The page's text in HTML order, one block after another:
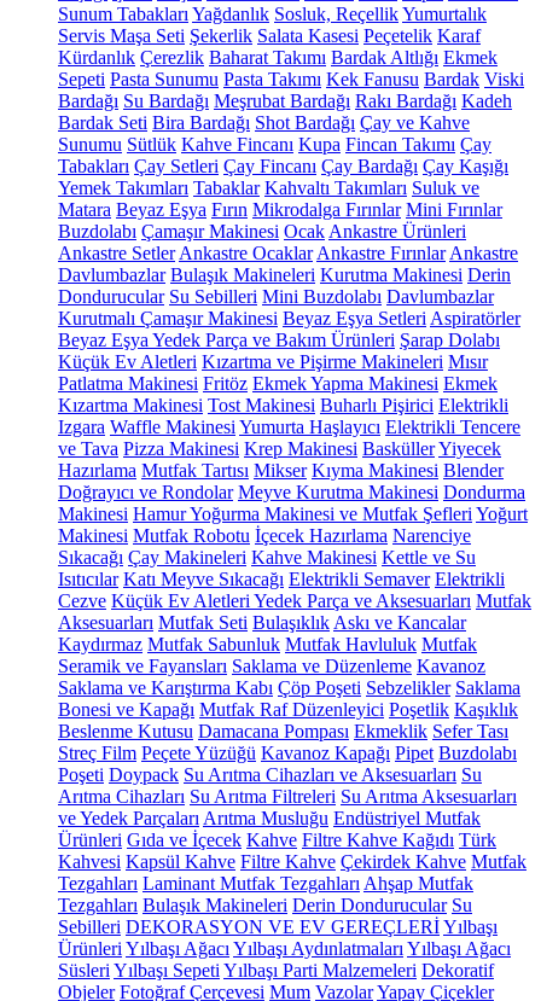
Sunum Tabakları Yağdanlık Sosluk, ReçellikYumurtalık
Servis Maşa Seti Şekerlik Salata Kasesi Peçetelik Karaf
Kürdanlık Çerezlik Baharat Takımı Bardak Altlığı Ekmek
Sepeti Pasta Sunumu Pasta Takımı Kek Fanusu Bardak Viski
Bardağı Su Bardağı Meşrubat Bardağı Rakı Bardağı Kadeh
Bardak Seti Bira Bardağı Shot Bardağı Çay ve Kahve
Sunumu Sütlük Kahve Fincanı Kupa Fincan Takımı Çay
Tabakları Çay Setleri Çay Fincanı Çay Bardağı Çay Kaşığı
Yemek Takımları Tabaklar Kahvaltı Takımları Suluk ve
Matara Beyaz Eşya Fırın Mikrodalga Fırınlar Mini Fırınlar
Buzdolabı Çamaşır Makinesi Ocak Ankastre Ürünleri
Ankastre Setler Ankastre Ocaklar Ankastre Fırınlar Ankastre
Davlumbazlar Bulaşık Makineleri Kurutma Makinesi Derin
Dondurucular Su Sebilleri Mini Buzdolabı Davlumbazlar
Kurutmalı Çamaşır Makinesi Beyaz Eşya Setleri Aspiratörler
Beyaz Eşya Yedek Parça ve Bakım Ürünleri Şarap Dolabı
Küçük Ev Aletleri Kızartma ve Pişirme Makineleri Mısır
Patlatma Makinesi Fritöz Ekmek Yapma Makinesi Ekmek
Kızartma Makinesi Tost Makinesi Buharlı Pişirici Elektrikli
Izgara Waffle Makinesi Yumurta Haşlayıcı Elektrikli Tencere
ve Tava Pizza Makinesi Krep Makinesi BasküllerYiyecek
Hazırlama Mutfak Tartısı Mikser Kıyma Makinesi Blender
Doğrayıcı ve Rondolar Meyve Kurutma Makinesi Dondurma
Makinesi Hamur Yoğurma Makinesi ve Mutfak Şefleri Yoğurt
Makinesi Mutfak Robotu İçecek Hazırlama Narenciye
Sıkacağı Çay Makineleri Kahve Makinesi Kettle ve Su
Isıtıcılar Katı Meyve Sıkacağı Elektrikli Semaver Elektrikli
Cezve Küçük Ev Aletleri Yedek Parça ve Aksesuarları Mutfak
Aksesuarları Mutfak Seti Bulaşıklık Askı ve Kancalar
Kaydırmaz Mutfak Sabunluk Mutfak Havluluk Mutfak
Seramik ve Fayansları Saklama ve Düzenleme Kavanoz
Saklama ve Karıştırma Kabı Çöp Poşeti Sebzelikler Saklama
Bonesi ve Kapağı Mutfak Raf Düzenleyici Poşetlik Kaşıklık
Beslenme Kutusu Damacana Pompası Ekmeklik Sefer Tası
Streç Film Peçete Yüzüğü Kavanoz Kapağı Pipet Buzdolabı
Poşeti Doypack Su Arıtma Cihazları ve Aksesuarları Su
Arıtma Cihazları Su Arıtma Filtreleri Su Arıtma Aksesuarları
ve Yedek Parçaları Arıtma Musluğu Endüstriyel Mutfak
Ürünleri Gıda ve İçecek Kahve Filtre Kahve Kağıdı Türk
Kahvesi Kapsül Kahve Filtre Kahve Çekirdek Kahve Mutfak
Tezgahları Laminant Mutfak Tezgahları Ahşap Mutfak
Tezgahları Bulaşık Makineleri Derin Dondurucular Su
Sebilleri DEKORASYON VE EV GEREÇLERİYılbaşı
Ürünleri Yılbaşı Ağacı Yılbaşı Aydınlatmaları Yılbaşı Ağacı
Süsleri Yılbaşı Sepeti Yılbaşı Parti Malzemeleri Dekoratif
Objeler Fotoğraf Çerçevesi Mum VazolarYapay Çiçekler